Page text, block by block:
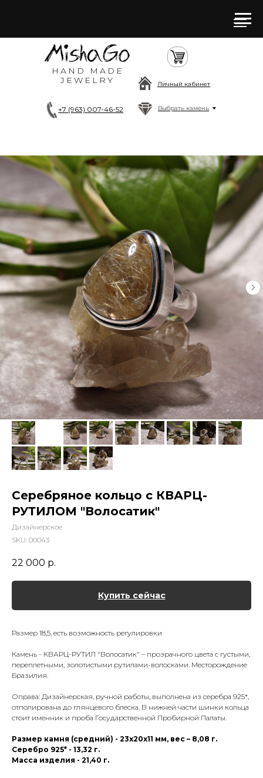
HAND MADE
JEWELRY
+7 (963) 007-46-52 Выбрать камень
Личный кабинет
Серебряное кольцо с КВАРЦ-
РУТИЛОМ "Волосатик"
Дизайнерское
SKU: 00043
22 000 р.
Купить сейчас
Размер 18,5, есть возможность регулировки
Камень - КВАРЦ-РУТИЛ "Волосатик" – прозрачного цвета с густыми,
переплетными, золотистыми рутилами-волосками. Месторождение
Бразилия.
Оправа: Дизайнерская, ручной работы, выполнена из серебра 925*,
отполирована до глянцевого блеска. В нижней части шинки кольца
стоит именник и проба Государственной Пробирной Палаты.
Размер камня (средний) - 23х20х11 мм, вес – 8,08 г.
Серебро 925* - 13,32 г.
Масса изделия - 21,40 г.